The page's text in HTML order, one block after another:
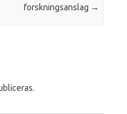
forskningsanslag →